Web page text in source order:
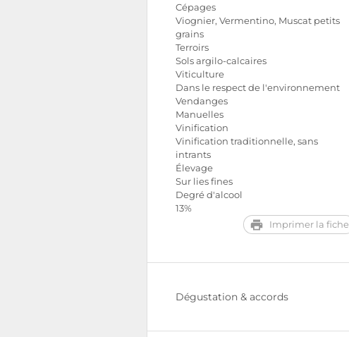
Cépages
Viognier, Vermentino, Muscat petits
grains
Terroirs
Sols argilo-calcaires
Viticulture
Dans le respect de l'environnement
Vendanges
Manuelles
Vinification
Vinification traditionnelle, sans
intrants
Élevage
Sur lies fines
Degré d'alcool
13%
Imprimer la fiche
Dégustation & accords